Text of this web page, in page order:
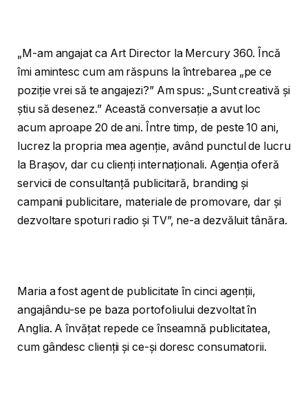
„M-am angajat ca Art Director la Mercury 360. Încă
îmi amintesc cum am răspuns la întrebarea „pe ce
poziție vrei să te angajezi?” Am spus: „Sunt creativă și
știu să desenez.” Această conversație a avut loc
acum aproape 20 de ani. Între timp, de peste 10 ani,
lucrez la propria mea agenție, având punctul de lucru
la Brașov, dar cu clienți internaționali. Agenția oferă
servicii de consultanță publicitară, branding și
campanii publicitare, materiale de promovare, dar și
dezvoltare spoturi radio și TV”, ne-a dezvăluit tânăra.
Maria a fost agent de publicitate în cinci agenții,
angajându-se pe baza portofoliului dezvoltat în
Anglia. A învățat repede ce înseamnă publicitatea,
cum gândesc clienții și ce-și doresc consumatorii.